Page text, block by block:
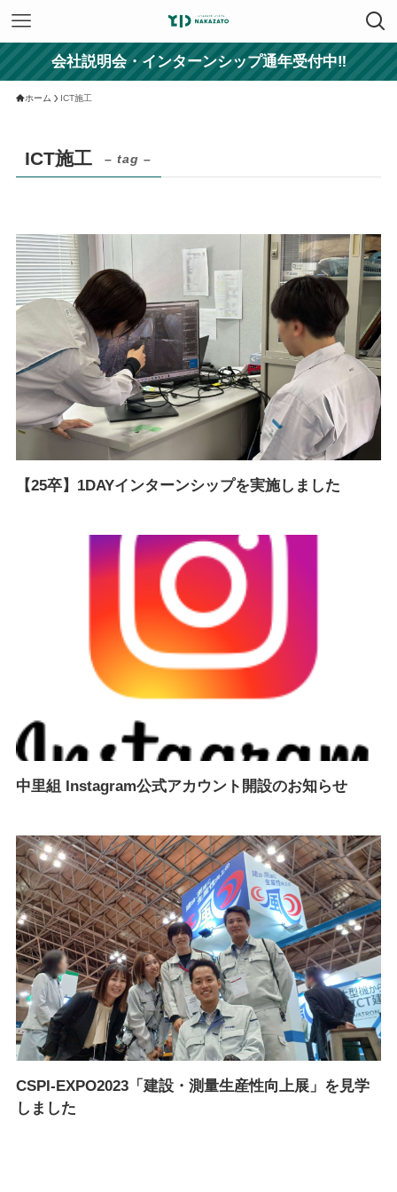
会社説明会・インターンシップ通年受付中‼
ホーム ICT施工
ICT施工 – tag –
【25卒】1DAYインターンシップを実施しました
中里組 Instagram公式アカウント開設のお知らせ
CSPI-EXPO2023「建設・測量生産性向上展」を見学
しました